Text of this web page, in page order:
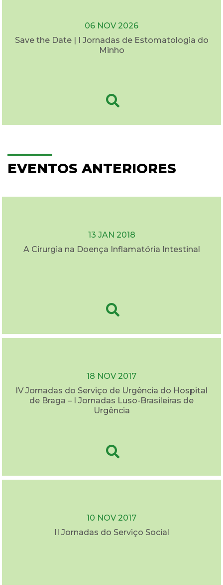
06 NOV 2026
Save the Date | I Jornadas de Estomatologia do
Minho
EVENTOS ANTERIORES
13 JAN 2018
A Cirurgia na Doença Inflamatória Intestinal
18 NOV 2017
IV Jornadas do Serviço de Urgência do Hospital
de Braga – I Jornadas Luso-Brasileiras de
Urgência
10 NOV 2017
II Jornadas do Serviço Social